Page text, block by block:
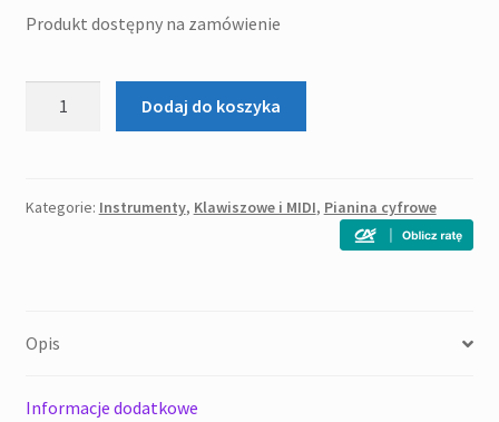
Produkt dostępny na zamówienie
pianino
Dodaj do koszyka
Kategorie: Instrumenty, Klawiszowe i MIDI, Pianina cyfrowe
Opis
Informacje dodatkowe